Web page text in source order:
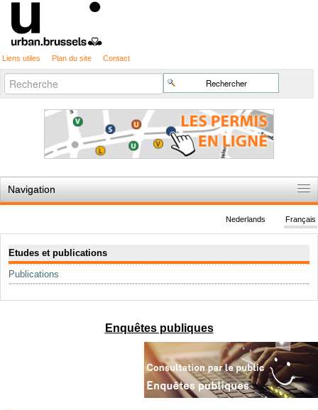
Liens utiles Plan du site Contact
Chercher par
Recherche
avancée…
Navigation
Règles du jeu
Permis d'urbanisme
Cartographie
Etudes et publications
Français
Nederlands
Etudes et publications
Publications
Enquêtes publiques